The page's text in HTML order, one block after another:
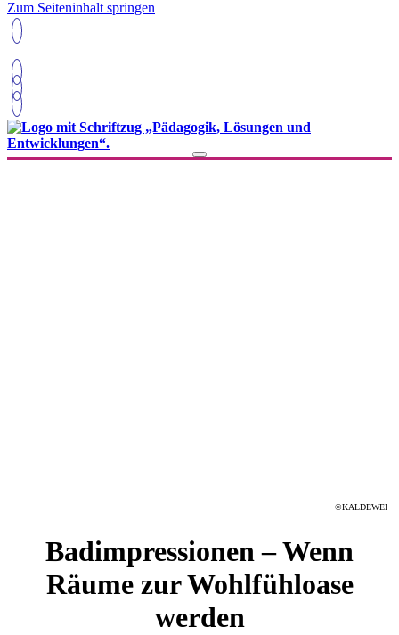
Zum Seiteninhalt springen
05207 6956
©KALDEWEI
Badimpressionen – Wenn
Räume zur Wohlfühloase
werden